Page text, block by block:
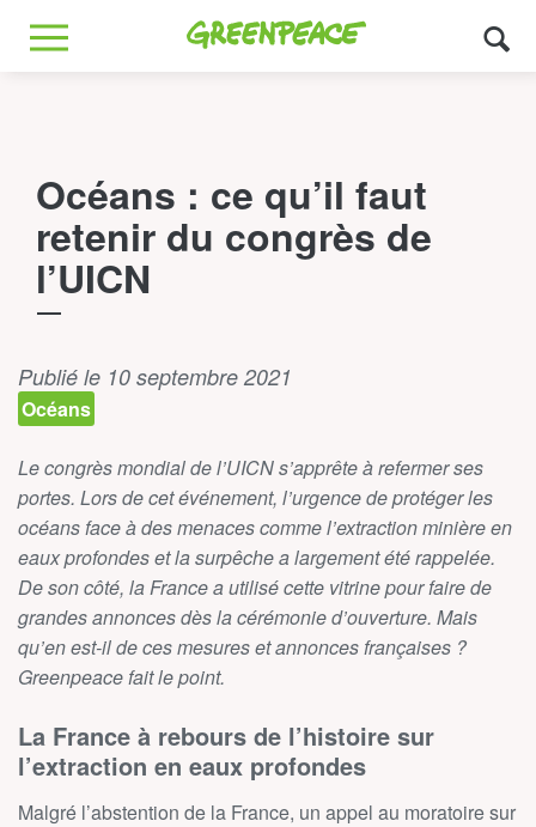
Greenpeace
MENU
Océans : ce qu’il faut
retenir du congrès de
l’UICN
Publié le 10 septembre 2021
Océans
Le congrès mondial de l’UICN s’apprête à refermer ses
portes. Lors de cet événement, l’urgence de protéger les
océans face à des menaces comme l’extraction minière en
eaux profondes et la surpêche a largement été rappelée.
De son côté, la France a utilisé cette vitrine pour faire de
grandes annonces dès la cérémonie d’ouverture. Mais
qu’en est-il de ces mesures et annonces françaises ?
Greenpeace fait le point.
La France à rebours de l’histoire sur
l’extraction en eaux profondes
Malgré l’abstention de la France, un appel au moratoire sur